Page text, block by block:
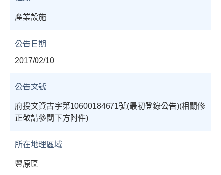
產業設施
公告日期
2017/02/10
公告文號
府授文資古字第10600184671號(最初登錄公告)(相關修
正敬請參閱下方附件)
所在地理區域
豐原區